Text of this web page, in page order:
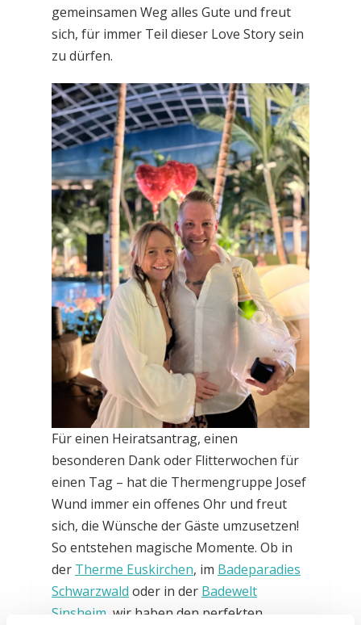
gemeinsamen Weg alles Gute und freut
sich, für immer Teil dieser Love Story sein
zu dürfen.
Für einen Heiratsantrag, einen
besonderen Dank oder Flitterwochen für
einen Tag – hat die Thermengruppe Josef
Wund immer ein offenes Ohr und freut
sich, die Wünsche der Gäste umzusetzen!
So entstehen magische Momente. Ob in
der Therme Euskirchen, im Badeparadies
Schwarzwald oder in der Badewelt
Sinsheim , wir haben den perfekten